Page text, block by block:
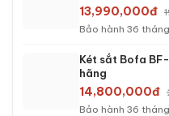
13,990,000đ
Bảo hành 36 tháng
Két sắt Bofa
hãng
14,800,000đ
Bảo hành 36 tháng